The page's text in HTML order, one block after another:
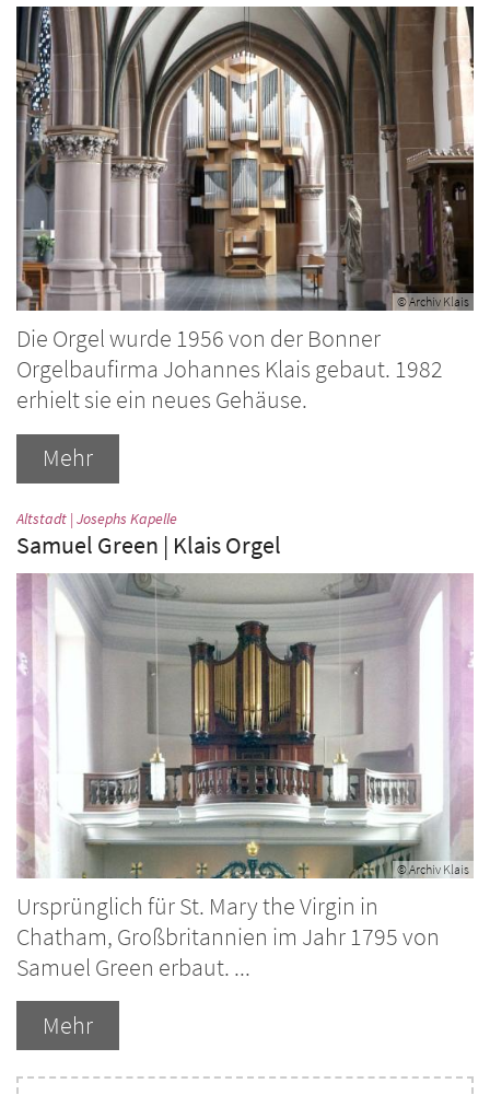
© Archiv Klais
Die Orgel wurde 1956 von der Bonner
Orgelbaufirma Johannes Klais gebaut. 1982
erhielt sie ein neues Gehäuse.
Mehr
Altstadt | Josephs Kapelle:
Samuel Green | Klais Orgel
© Archiv Klais
Ursprünglich für St. Mary the Virgin in
Chatham, Großbritannien im Jahr 1795 von
Samuel Green erbaut. ...
Mehr